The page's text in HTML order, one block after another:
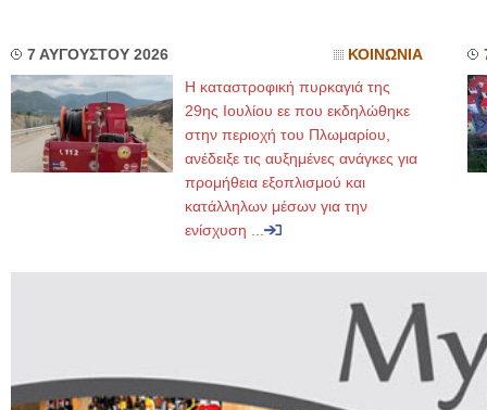
7 ΑΥΓΟΥΣΤΟΥ 2026 ΚΟΙΝΩΝΙΑ
Η καταστροφική πυρκαγιά της
29ης Ιουλίου εε που εκδηλώθηκε
στην περιοχή του Πλωμαρίου,
ανέδειξε τις αυξημένες ανάγκες για
προμήθεια εξοπλισμού και
κατάλληλων μέσων για την
ενίσχυση ...